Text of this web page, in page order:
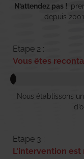
N’attendez pas ! ,
depuis
Etape 2 :
Vous êtes
Nous établissons
Etape 3 :
L'intervention est